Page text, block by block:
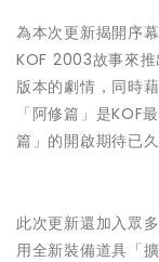
為本次更新揭開序
KOF 2003故事來
版本的劇情，同時
「阿修篇」是KOF
篇」的開啟期待已
此次更新還加入眾
用全新裝備道具「